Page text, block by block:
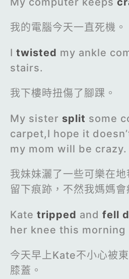
我的電腦今天一直死機。
I twisted my ankle
stairs.
我下樓時扭傷了腳踝。
My sister split some
carpet,I hope it
my mom will be crazy.
我妹妹灑了一些可樂在
留下痕跡，不然我媽媽會
Kate tripped and fell
her knee this morning
今天早上Kate不小心被
膝蓋。